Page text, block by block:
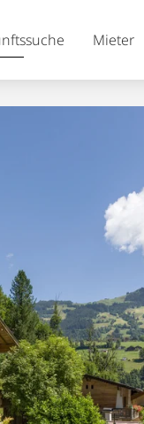
Mieter